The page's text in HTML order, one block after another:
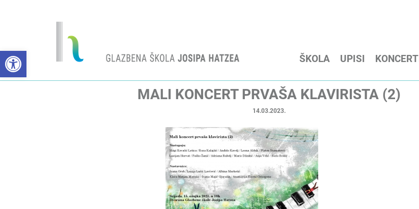
Open toolbar ŠKOLA UPISI KONCERTI
MALI KONCERT PRVAŠA KLAVIRISTA (2)
14.03.2023.